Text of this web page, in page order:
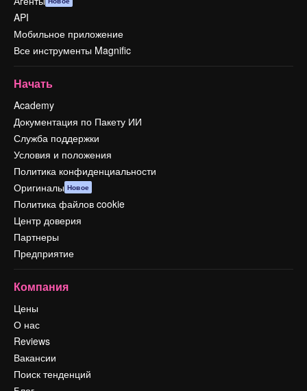
API
Мобильное приложение
Все инструменты Magnific
Начать
Academy
Документация по Пакету ИИ
Служба поддержки
Условия и положения
Политика конфиденциальности
Оригиналы Новое
Политика файлов cookie
Центр доверия
Партнеры
Предприятие
Компания
Цены
О нас
Reviews
Вакансии
Поиск тенденций